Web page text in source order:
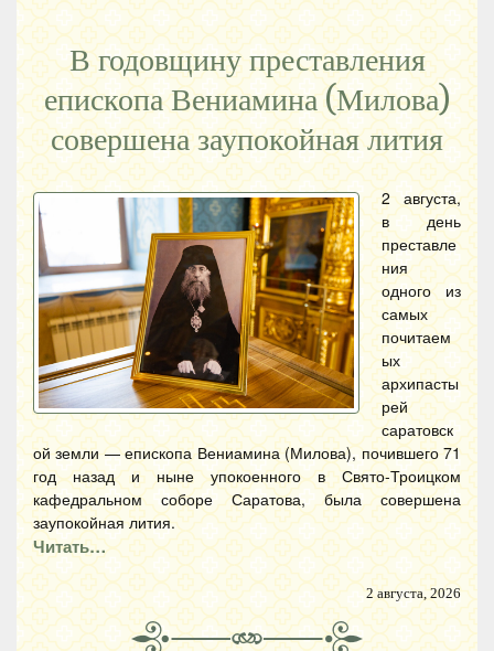
В годовщину преставления
епископа Вениамина (Милова)
совершена заупокойная лития
2 августа,
в день
преставле
ния
одного из
самых
почитаем
ых
архипасты
рей
саратовск
ой земли — епископа Вениамина (Милова), почившего 71
год назад и ныне упокоенного в Свято-Троицком
кафедральном соборе Саратова, была совершена
заупокойная лития.
Читать…
2 августа, 2026